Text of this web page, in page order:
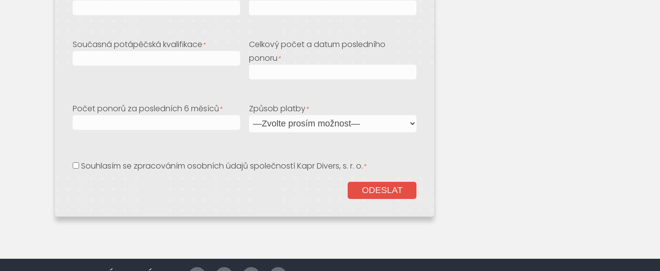
Současná potápěčská kvalifikace*
Celkový počet a datum posledního
ponoru*
Počet ponorů za posledních 6 měsíců* Způsob platby*
Souhlasím se zpracováním osobních údajů společností Kapr Divers, s. r. o.*